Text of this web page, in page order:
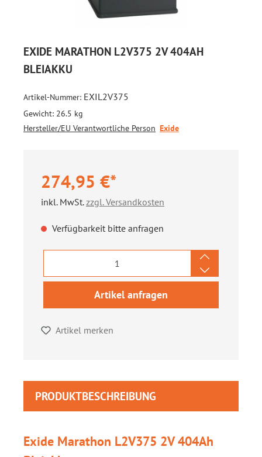
EXIDE MARATHON L2V375 2V 404AH
BLEIAKKU
Artikel-Nummer: EXIL2V375
Gewicht: 26.5 kg
Hersteller/EU Verantwortliche Person Exide
274,95 €*
inkl. MwSt.zzgl. Versandkosten
Verfügbarkeit bitte anfragen
Artikel anfragen
Artikel merken
PRODUKTBESCHREIBUNG
Exide Marathon L2V375 2V 404Ah